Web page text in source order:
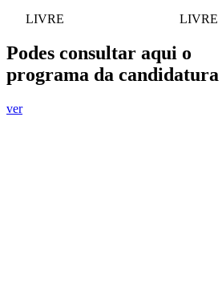
LIVRE
LIVRE
Podes consultar aqui o
programa da candidatura
ver